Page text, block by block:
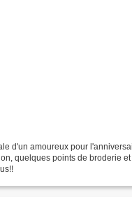
d'un amoureux pour
quelques points de broderie et